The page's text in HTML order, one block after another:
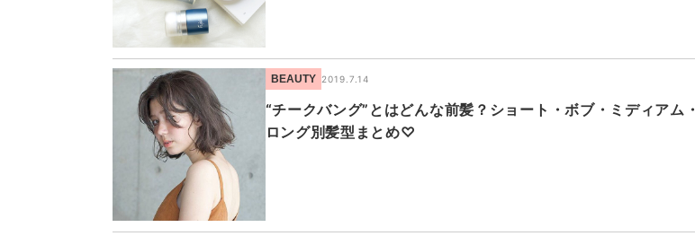
BEAUTY 2019.7.14
“チークバング”とはどんな前髪？ショート・ボブ・ミディアム・
ロング別髪型まとめ♡